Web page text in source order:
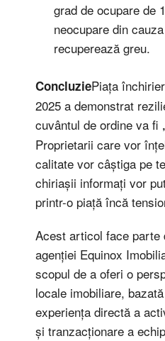
grad de ocupare de
neocupare din
recuperează greu.
ConcluziePiața
2025 a demonstrat
cuvântul de ordine va fi
Proprietarii care vor
calitate vor câștiga pe
chiriașii informați vor
printr-o piață încă
Acest articol face parte
agenției Equinox
scopul de a oferi o
locale imobiliare,
experiența directă a
și tranzacționare a